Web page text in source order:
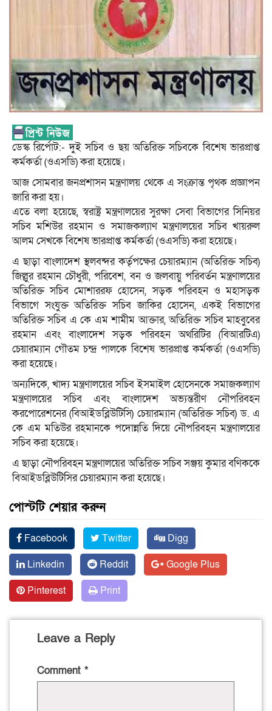
ডেস্ক রির্পোট:- দুই সচিব ও ছয় অতিরিক্ত সচিবকে বিশেষ ভারপ্রাপ্ত
কর্মকর্তা (ওএসডি) করা হয়েছে।
আজ সোমবার জনপ্রশাসন মন্ত্রণালয় থেকে এ সংক্রান্ত পৃথক প্রজ্ঞাপন
জারি করা হয়।
এতে বলা হয়েছে, স্বরাষ্ট্র মন্ত্রণালয়ের সুরক্ষা সেবা বিভাগের সিনিয়র
সচিব মশিউর রহমান ও সমাজকল্যাণ মন্ত্রণালয়ের সচিব খায়রুল
আলম সেখকে বিশেষ ভারপ্রাপ্ত কর্মকর্তা (ওএসডি) করা হয়েছে।
এ ছাড়া বাংলাদেশ স্থলবন্দর কর্তৃপক্ষের চেয়ারম্যান (অতিরিক্ত সচিব)
জিল্লুর রহমান চৌধুরী, পরিবেশ, বন ও জলবায়ু পরিবর্তন মন্ত্রণালয়ের
অতিরিক্ত সচিব মোশাররফ হোসেন, সড়ক পরিবহন ও মহাসড়ক
বিভাগে সংযুক্ত অতিরিক্ত সচিব জাকির হোসেন, একই বিভাগের
অতিরিক্ত সচিব এ কে এম শামীম আক্তার, অতিরিক্ত সচিব মাহবুবের
রহমান এবং বাংলাদেশ সড়ক পরিবহন অথরিটির (বিআরটিএ)
চেয়ারম্যান গৌতম চন্দ্র পালকে বিশেষ ভারপ্রাপ্ত কর্মকর্তা (ওএসডি)
করা হয়েছে।
অন্যদিকে, খাদ্য মন্ত্রণালয়ের সচিব ইসমাইল হোসেনকে সমাজকল্যাণ
মন্ত্রণালয়ের সচিব এবং বাংলাদেশ অভ্যন্তরীণ নৌপরিবহন
করপোরেশনের (বিআইডব্লিউটিসি) চেয়ারম্যান (অতিরিক্ত সচিব) ড. এ
কে এম মতিউর রহমানকে পদোন্নতি দিয়ে নৌপরিবহন মন্ত্রণালয়ের
সচিব করা হয়েছে।
এ ছাড়া নৌপরিবহন মন্ত্রণালয়ের অতিরিক্ত সচিব সঞ্জয় কুমার বণিককে
বিআইডব্লিউটিসির চেয়ারম্যান করা হয়েছে।
পোস্টটি শেয়ার করুন
Facebook Twitter
Digg
Linkedin
Reddit
Google Plus
Pinterest
Print
Leave a Reply
Comment *